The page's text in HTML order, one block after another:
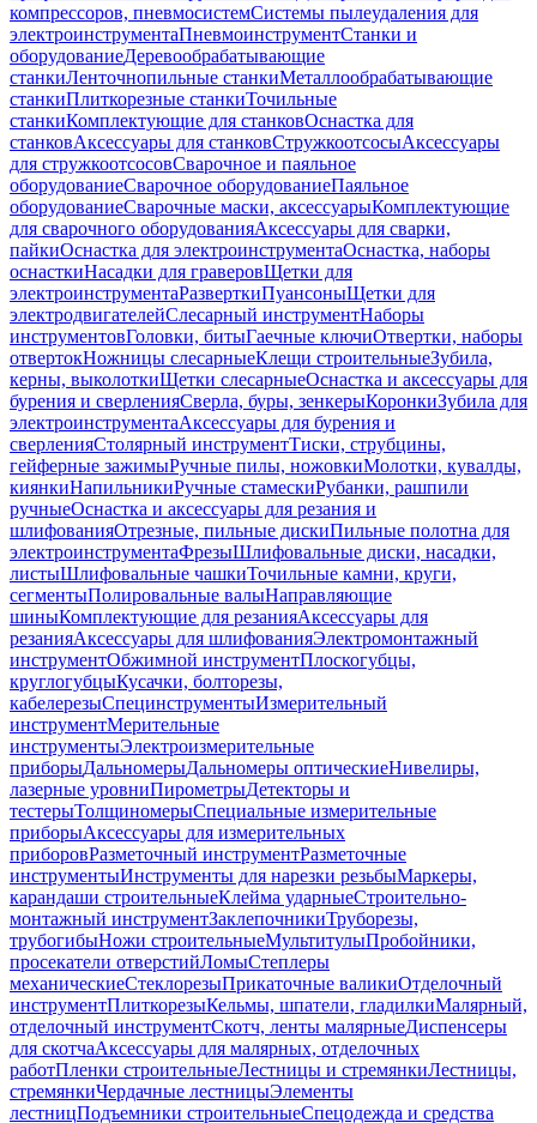
компрессоров, пневмосистемСистемы пылеудаления для
электроинструментаПневмоинструментСтанки и
оборудованиеДеревообрабатывающие
станкиЛенточнопильные станкиМеталлообрабатывающие
станкиПлиткорезные станкиТочильные
станкиКомплектующие для станковОснастка для
станковАксессуары для станковСтружкоотсосыАксессуары
для стружкоотсосовСварочное и паяльное
оборудованиеСварочное оборудованиеПаяльное
оборудованиеСварочные маски, аксессуарыКомплектующие
для сварочного оборудованияАксессуары для сварки,
пайкиОснастка для электроинструментаОснастка, наборы
оснасткиНасадки для граверовЩетки для
электроинструментаРазверткиПуансоныЩетки для
электродвигателейСлесарный инструментНаборы
инструментовГоловки, битыГаечные ключиОтвертки, наборы
отвертокНожницы слесарныеКлещи строительныеЗубила,
керны, выколоткиЩетки слесарныеОснастка и аксессуары для
бурения и сверленияСверла, буры, зенкерыКоронкиЗубила для
электроинструментаАксессуары для бурения и
сверленияСтолярный инструментТиски, струбцины,
гейферные зажимыРучные пилы, ножовкиМолотки, кувалды,
киянкиНапильникиРучные стамескиРубанки, рашпили
ручныеОснастка и аксессуары для резания и
шлифованияОтрезные, пильные дискиПильные полотна для
электроинструментаФрезыШлифовальные диски, насадки,
листыШлифовальные чашкиТочильные камни, круги,
сегментыПолировальные валыНаправляющие
шиныКомплектующие для резанияАксессуары для
резанияАксессуары для шлифованияЭлектромонтажный
инструментОбжимной инструментПлоскогубцы,
круглогубцыКусачки, болторезы,
кабелерезыСпецинструментыИзмерительный
инструментМерительные
инструментыЭлектроизмерительные
приборыДальномерыДальномеры оптическиеНивелиры,
лазерные уровниПирометрыДетекторы и
тестерыТолщиномерыСпециальные измерительные
приборыАксессуары для измерительных
приборовРазметочный инструментРазметочные
инструментыИнструменты для нарезки резьбыМаркеры,
карандаши строительныеКлейма ударныеСтроительно-
монтажный инструментЗаклепочникиТруборезы,
трубогибыНожи строительныеМультитулыПробойники,
просекатели отверстийЛомыСтеплеры
механическиеСтеклорезыПрикаточные валикиОтделочный
инструментПлиткорезыКельмы, шпатели, гладилкиМалярный,
отделочный инструментСкотч, ленты малярныеДиспенсеры
для скотчаАксессуары для малярных, отделочных
работПленки строительныеЛестницы и стремянкиЛестницы,
стремянкиЧердачные лестницыЭлементы
лестницПодъемники строительныеСпецодежда и средства